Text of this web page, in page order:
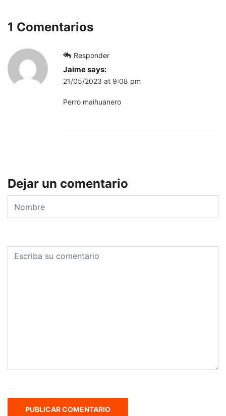
1 Comentarios
Responder
Jaimesays:
21/05/2023 at 9:08 pm
Perro maihuanero
Dejar un comentario